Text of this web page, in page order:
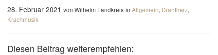
28. Februar 2021 von Wilhelm Landkreis in Allgemein, Drahtherz,
Krachmusik
Diesen Beitrag weiterempfehlen: